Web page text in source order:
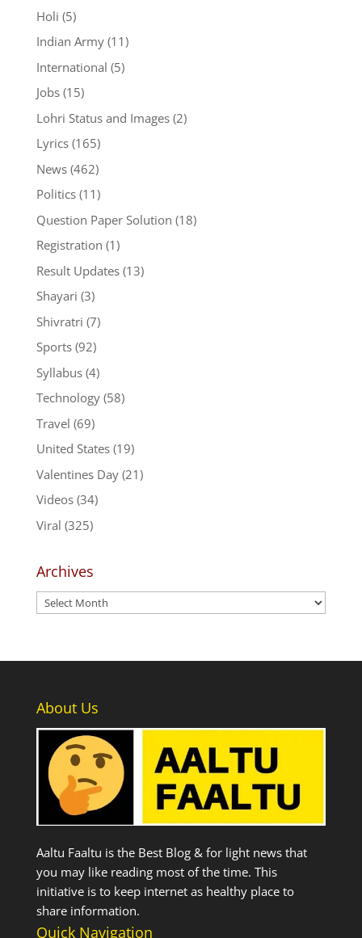
Holi (5)
Indian Army(11)
International (5)
Jobs(15)
Lohri Status and Images(2)
Lyrics(165)
News(462)
Politics(11)
Question Paper Solution (18)
Registration (1)
Result Updates(13)
Shayari (3)
Shivratri (7)
Sports(92)
Syllabus(4)
Technology(58)
Travel (69)
United States(19)
Valentines Day(21)
Videos(34)
Viral (325)
Archives
Archives
About Us
Aaltu Faaltu is the Best Blog & for light news that
you may like reading most of the time. This
initiative is to keep internet as healthy place to
share information.
Quick Navigation